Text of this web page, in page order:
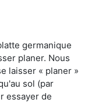
germanique
planer. Nous
laisser « planer »
sol (par
essayer de